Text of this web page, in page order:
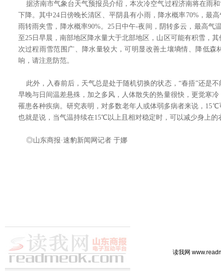
据济南市气象台天气预报员介绍，本次冷空气过程济南将在雨和
下降。其中24日傍晚长清区、平阴县有小雨，降水概率70%，最
雨转雨夹雪，降水概率90%。25日中午-夜间，阴转多云，最高气
至25日早晨，南部地区降水量大于北部地区，山区可能有积雪，
次过程雨雪范围广、降水量较大，可明显改善土壤墒情、降低森
响，请注意防范。
此外，入春前后，天气总是处于随机切换的状态，“春捂”还是
早晚与日间温差悬殊，加之多风，人体散失的热量很快，更觉寒
罹患各种疾病。研究表明，对多数老年人或体弱多病者来说，
也就是说，当气温持续在15℃以上且相对稳定时，可以减少身上的
◎山东商报·速豹新闻网记者 于娜
读我网